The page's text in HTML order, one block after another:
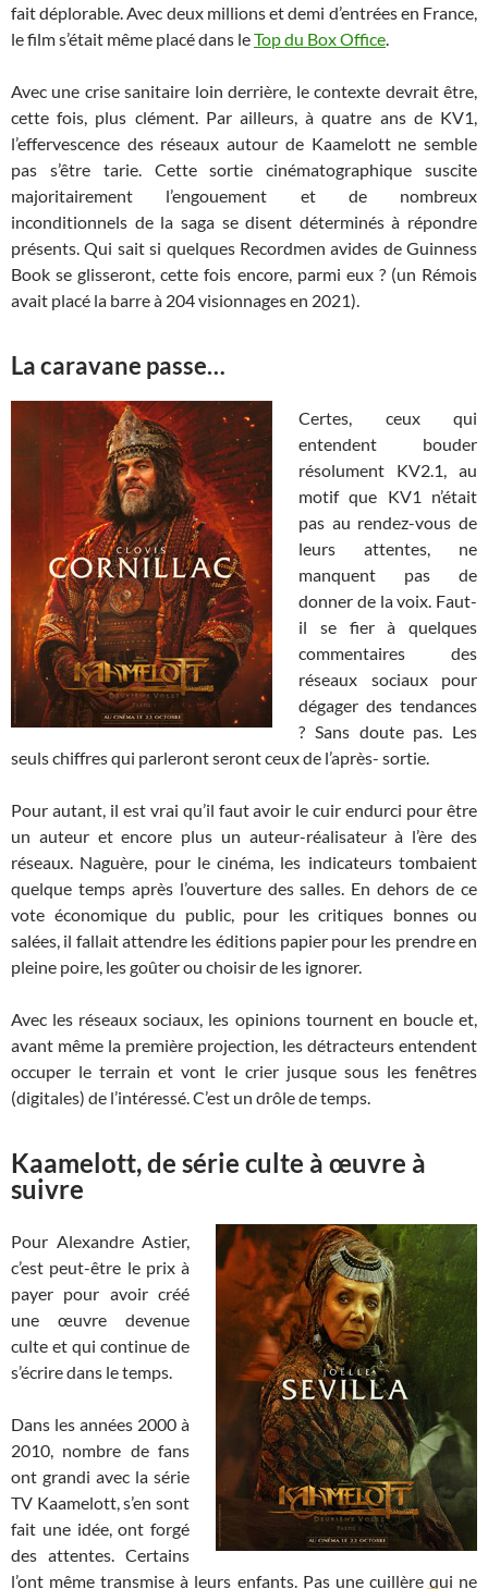
fait déplorable. Avec deux millions et demi d’entrées en France,
le film s’était même placé dans leTop du Box Office.
Avec une crise sanitaire loin derrière, le contexte devrait être,
cette fois, plus clément. Par ailleurs, à quatre ans de KV1,
l’effervescence des réseaux autour de Kaamelott ne semble
pas s’être tarie. Cette sortie cinématographique suscite
majoritairement l’engouement et de nombreux
inconditionnels de la saga se disent déterminés à répondre
présents. Qui sait si quelques Recordmen avides de Guinness
Book se glisseront, cette fois encore, parmi eux ? (un Rémois
avait placé la barre à 204 visionnages en 2021).
La caravane passe…
Certes, ceux qui
entendent bouder
résolument KV2.1, au
motif que KV1 n’était
pas au rendez-vous de
leurs attentes, ne
manquent pas de
donner de la voix. Faut-
il se fier à quelques
commentaires des
réseaux sociaux pour
dégager des tendances
? Sans doute pas. Les
seuls chiffres qui parleront seront ceux de l’après- sortie.
Pour autant, il est vrai qu’il faut avoir le cuir endurci pour être
un auteur et encore plus un auteur-réalisateur à l’ère des
réseaux. Naguère, pour le cinéma, les indicateurs tombaient
quelque temps après l’ouverture des salles. En dehors de ce
vote économique du public, pour les critiques bonnes ou
salées, il fallait attendre les éditions papier pour les prendre en
pleine poire, les goûter ou choisir de les ignorer.
Avec les réseaux sociaux, les opinions tournent en boucle et,
avant même la première projection, les détracteurs entendent
occuper le terrain et vont le crier jusque sous les fenêtres
(digitales) de l’intéressé. C’est un drôle de temps.
Kaamelott, de série culte à œuvre à
suivre
Pour Alexandre Astier,
c’est peut-être le prix à
payer pour avoir créé
une œuvre devenue
culte et qui continue de
s’écrire dans le temps.
Dans les années 2000 à
2010, nombre de fans
ont grandi avec la série
TV Kaamelott, s’en sont
fait une idée, ont forgé
des attentes. Certains
l’ont même transmise à leurs enfants. Pas une cuillère qui ne